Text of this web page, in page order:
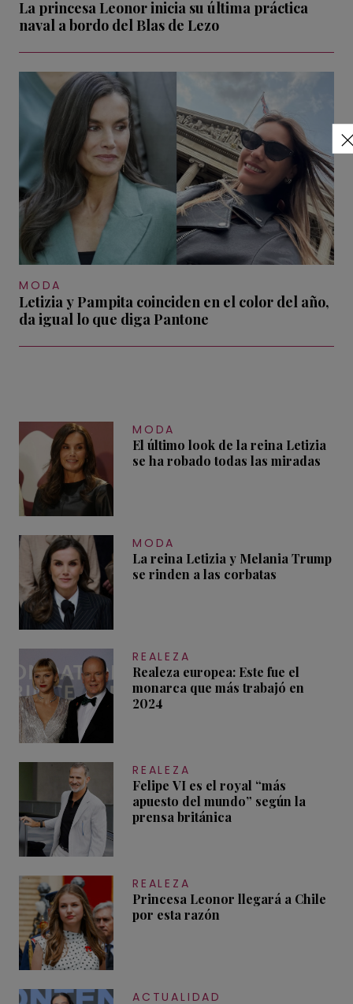
La princesa Leonor inicia su última práctica
naval a bordo del Blas de Lezo
MODA
Letizia y Pampita coinciden en el color del año,
da igual lo que diga Pantone
MODA
El último look de la reina Letizia
se ha robado todas las miradas
MODA
La reina Letizia y Melania Trump
se rinden a las corbatas
REALEZA
Realeza europea: Este fue el
monarca que más trabajó en
2024
REALEZA
Felipe VI es el royal “más
apuesto del mundo” según la
prensa británica
REALEZA
Princesa Leonor llegará a Chile
por esta razón
ACTUALIDAD